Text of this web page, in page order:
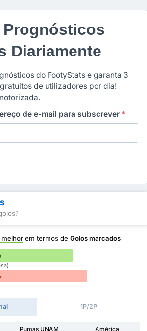
Prognósticos
Diariamente
do FootyStats e garanta 3
de utilizadores por dia!
de e-mail para subscrever *
melhor em termos de Golos marcados
1P/2P
Pumas UNAM América